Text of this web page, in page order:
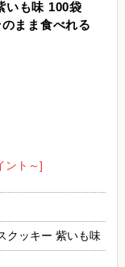
いも味 100袋
まま食べれる
ント～]
クッキー 紫いも味